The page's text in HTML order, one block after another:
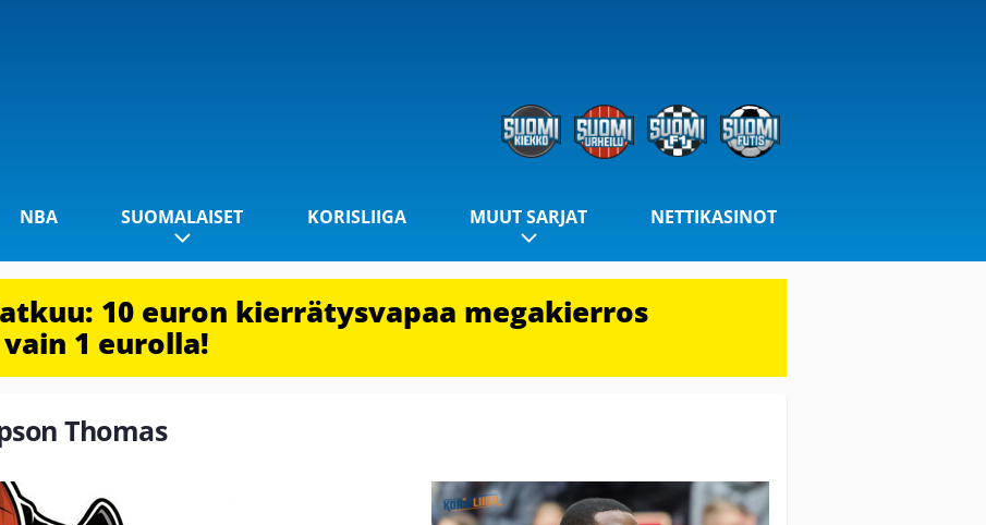
NBA SUOMALAISET KORISLIIGA MUUT SARJAT NETTIKASINOT
10 euron kierrätysvapaa megakierros
1 eurolla!
Thomas